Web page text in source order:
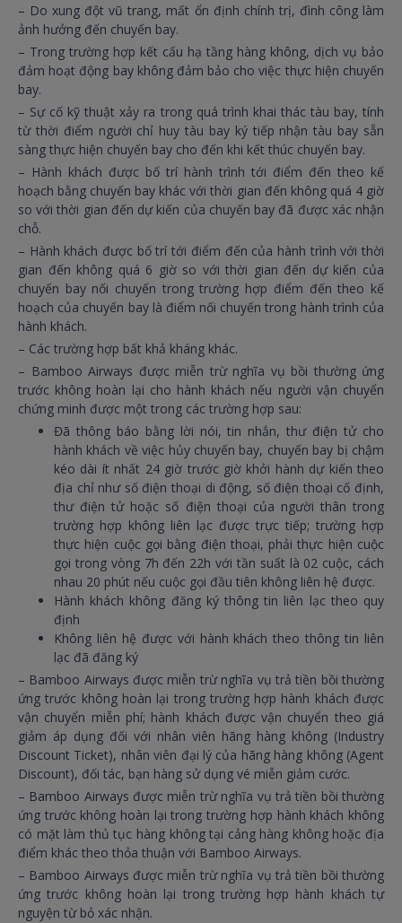
– Do xung đột vũ trang, mất ổn định chính trị, đình công làm
ảnh hưởng đến chuyến bay.
– Trong trường hợp kết cấu hạ tầng hàng không, dịch vụ bảo
đảm hoạt động bay không đảm bảo cho việc thực hiện chuyến
bay.
– Sự cố kỹ thuật xảy ra trong quá trình khai thác tàu bay, tính
từ thời điểm người chỉ huy tàu bay ký tiếp nhận tàu bay sẵn
sàng thực hiện chuyến bay cho đến khi kết thúc chuyến bay.
– Hành khách được bố trí hành trình tới điểm đến theo kế
hoạch bằng chuyến bay khác với thời gian đến không quá 4 giờ
so với thời gian đến dự kiến của chuyến bay đã được xác nhận
chỗ.
– Hành khách được bố trí tới điểm đến của hành trình với thời
gian đến không quá 6 giờ so với thời gian đến dự kiến của
chuyến bay nối chuyến trong trường hợp điểm đến theo kế
hoạch của chuyến bay là điểm nối chuyến trong hành trình của
hành khách.
– Các trường hợp bất khả kháng khác.
– Bamboo Airways được miễn trừ nghĩa vụ bồi thường ứng
trước không hoàn lại cho hành khách nếu người vận chuyển
chứng minh được một trong các trường hợp sau:
Đã thông báo bằng lời nói, tin nhắn, thư điện tử cho
hành khách về việc hủy chuyến bay, chuyến bay bị chậm
kéo dài ít nhất 24 giờ trước giờ khởi hành dự kiến theo
địa chỉ như số điện thoại di động, số điện thoại cố định,
thư điện tử hoặc số điện thoại của người thân trong
trường hợp không liên lạc được trực tiếp; trường hợp
thực hiện cuộc gọi bằng điện thoại, phải thực hiện cuộc
gọi trong vòng 7h đến 22h với tần suất là 02 cuộc, cách
nhau 20 phút nếu cuộc gọi đầu tiên không liên hệ được.
Hành khách không đăng ký thông tin liên lạc theo quy
định
Không liên hệ được với hành khách theo thông tin liên
lạc đã đăng ký
– Bamboo Airways được miễn trừ nghĩa vụ trả tiền bồi thường
ứng trước không hoàn lại trong trường hợp hành khách được
vận chuyển miễn phí; hành khách được vận chuyển theo giá
giảm áp dụng đối với nhân viên hãng hàng không (Industry
Discount Ticket), nhân viên đại lý của hãng hàng không (Agent
Discount), đối tác, bạn hàng sử dụng vé miễn giảm cước.
– Bamboo Airways được miễn trừ nghĩa vụ trả tiền bồi thường
ứng trước không hoàn lại trong trường hợp hành khách không
có mặt làm thủ tục hàng không tại cảng hàng không hoặc địa
điểm khác theo thỏa thuận với Bamboo Airways.
– Bamboo Airways được miễn trừ nghĩa vụ trả tiền bồi thường
ứng trước không hoàn lại trong trường hợp hành khách tự
nguyện từ bỏ xác nhận.